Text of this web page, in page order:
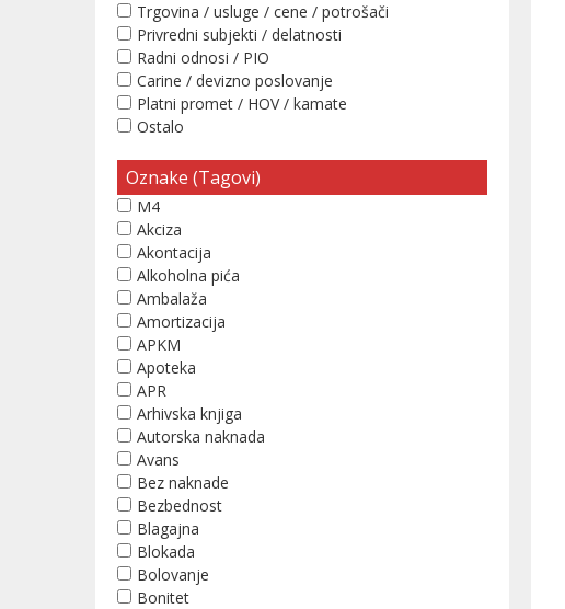
Trgovina / usluge / cene / potrošači
Privredni subjekti / delatnosti
Radni odnosi / PIO
Carine / devizno poslovanje
Platni promet / HOV / kamate
Ostalo
Oznake (Tagovi)
M4
Akciza
Akontacija
Alkoholna pića
Ambalaža
Amortizacija
APKM
Apoteka
APR
Arhivska knjiga
Autorska naknada
Avans
Bez naknade
Bezbednost
Blagajna
Blokada
Bolovanje
Bonitet